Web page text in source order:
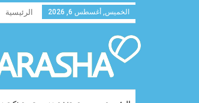
الخميس, أغسطس 6, 2026 الرئيسية